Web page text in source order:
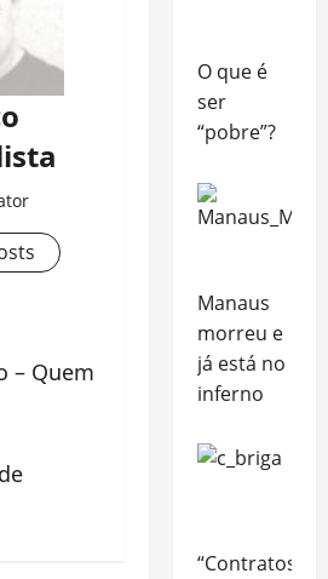
– Quem
O que é
ser
“pobre”?
Manaus
morreu e
já está no
inferno
“Contratos